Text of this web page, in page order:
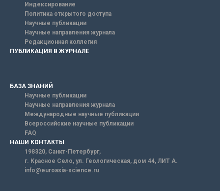
Индексирование
Политика открытого доступа
Научные публикации
Научные направления журнала
Редакционная коллегия
ПУБЛИКАЦИЯ В ЖУРНАЛЕ
БАЗА ЗНАНИЙ
Научные публикации
Научные направления журнала
Международные научные публикации
Всероссийские научные публикации
FAQ
НАШИ КОНТАКТЫ
198320, Санкт-Петербург,
г. Красное Село, ул. Геологическая, дом 44, ЛИТ А.
info@euroasia-science.ru